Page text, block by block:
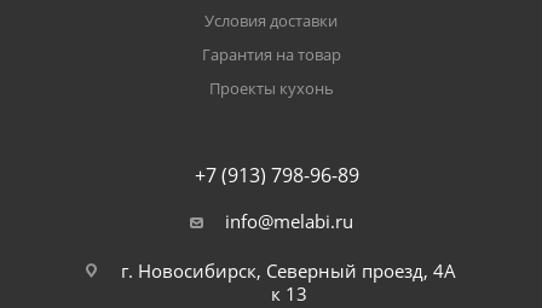
Условия доставки
Гарантия на товар
Проекты кухонь
+7 (913) 798-96-89
info@melabi.ru
г. Новосибирск, Северный проезд, 4А
к 13